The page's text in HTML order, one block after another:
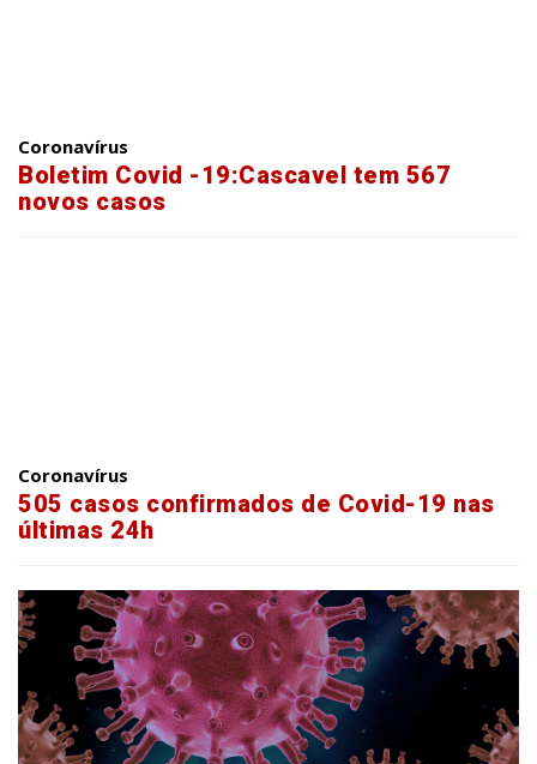
Coronavírus
Boletim Covid -19:Cascavel tem 567
novos casos
Coronavírus
505 casos confirmados de Covid-19 nas
últimas 24h